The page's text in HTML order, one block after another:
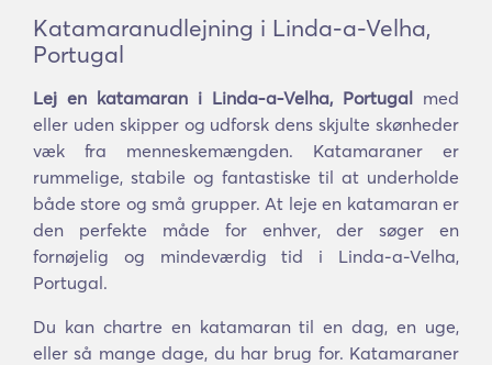
Katamaranudlejning i Linda-a-Velha,
Portugal
Lej en katamaran i Linda-a-Velha, Portugal med
eller uden skipper og udforsk dens skjulte skønheder
væk fra menneskemængden. Katamaraner er
rummelige, stabile og fantastiske til at underholde
både store og små grupper. At leje en katamaran er
den perfekte måde for enhver, der søger en
fornøjelig og mindeværdig tid i Linda-a-Velha,
Portugal.
Du kan chartre en katamaran til en dag, en uge,
eller så mange dage, du har brug for. Katamaraner